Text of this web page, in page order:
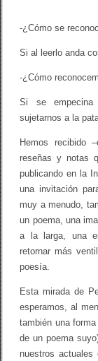
-¿Cómo se
Si al leerlo anda
-¿Cómo
Si se empecina
sujetarnos a la
Hemos recibido
reseñas y notas
publicando en la
una invitación
muy a menudo,
un poema, una
a la larga, una
retornar más
poesía.
Esta mirada de
esperamos, al
también una
de un poema
nuestros actuales